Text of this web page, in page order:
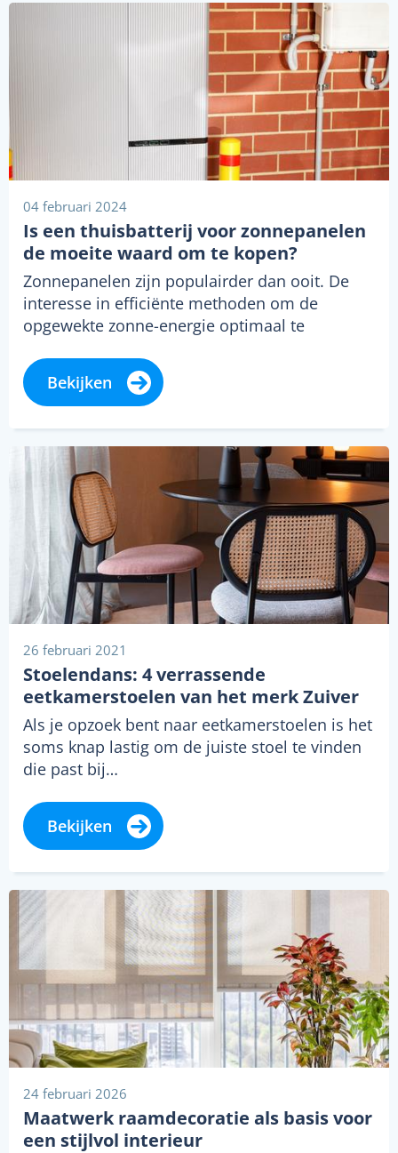
04 februari 2024
Is een thuisbatterij voor zonnepanelen
de moeite waard om te kopen?
Zonnepanelen zijn populairder dan ooit. De
interesse in efficiënte methoden om de
opgewekte zonne-energie optimaal te
Bekijken
26 februari 2021
Stoelendans: 4 verrassende
eetkamerstoelen van het merk Zuiver
Als je opzoek bent naar eetkamerstoelen is het
soms knap lastig om de juiste stoel te vinden
die past bij…
Bekijken
24 februari 2026
Maatwerk raamdecoratie als basis voor
een stijlvol interieur